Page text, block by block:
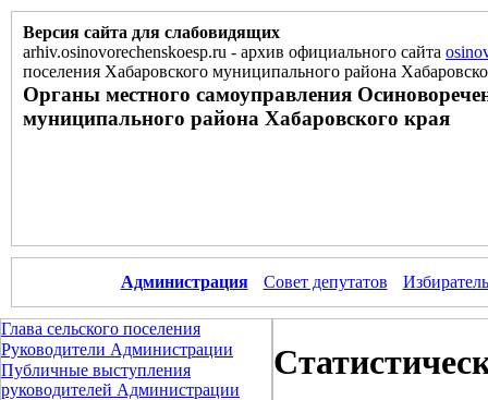
Версия сайта для слабовидящих
arhiv.osinovorechenskoesp.ru - архив официального сайта
поселения Хабаровского муниципального района
Органы местного самоуправления
муниципального района Хабаровского края
Администрация Совет депутатов
Глава сельского поселения
Руководители Администрации
Публичные выступления
руководителей Администрации